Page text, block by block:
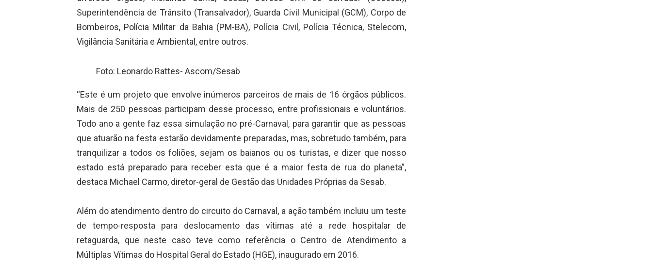
Superintendência de Trânsito (Transalvador), Guarda Civil Municipal (GCM), Corpo de
Bombeiros, Polícia Militar da Bahia (PM-BA), Polícia Civil, Polícia Técnica, Stelecom,
Vigilância Sanitária e Ambiental, entre outros.
Foto: Leonardo Rattes- Ascom/Sesab
“Este é um projeto que envolve inúmeros parceiros de mais de 16 órgãos públicos.
Mais de 250 pessoas participam desse processo, entre profissionais e voluntários.
Todo ano a gente faz essa simulação no pré-Carnaval, para garantir que as pessoas
que atuarão na festa estarão devidamente preparadas, mas, sobretudo também, para
tranquilizar a todos os foliões, sejam os baianos ou os turistas, e dizer que nosso
estado está preparado para receber esta que é a maior festa de rua do planeta”,
destaca Michael Carmo, diretor-geral de Gestão das Unidades Próprias da Sesab.
Além do atendimento dentro do circuito do Carnaval, a ação também incluiu um teste
de tempo-resposta para deslocamento das vítimas até a rede hospitalar de
retaguarda, que neste caso teve como referência o Centro de Atendimento a
Múltiplas Vítimas do Hospital Geral do Estado (HGE), inaugurado em 2016.